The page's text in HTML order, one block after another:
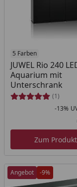
5 Farben
JUWEL Rio 240
Aquarium mit
Unterschrank
(1)
-13%
Zum Produkt
Angebot -9%